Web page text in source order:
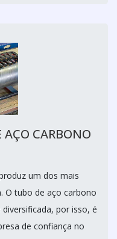
AÇO CARBONO
um dos mais
O tubo de aço carbono
por isso, é
de confiança no